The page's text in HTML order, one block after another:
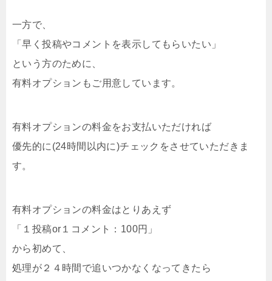
一方で、
「早く投稿やコメントを表示してもらいたい」
という方のために、
有料オプションもご用意しています。
有料オプションの料金をお支払いただければ
優先的に(24時間以内に)チェックをさせていただきま
す。
有料オプションの料金はとりあえず
「１投稿or１コメント：100円」
から初めて、
処理が２４時間で追いつかなくなってきたら